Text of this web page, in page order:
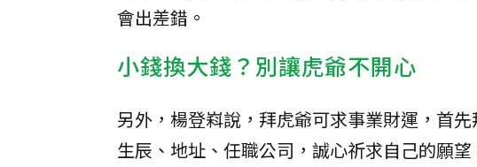
會出差錯。
小錢換大錢？別讓虎爺不開心
另外，楊登嵙說，拜虎爺可求事業財運，首
生辰、地址、任職公司，誠心祈求自己的願